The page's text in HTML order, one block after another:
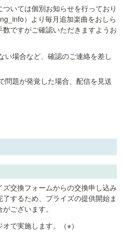
いては個別お知らせを行っており
）より毎月追加楽曲をおしら
ですがご確認いただきますようお
い場合など、確認のご連絡を差し
問題が発覚した場合、配信を見送
交換フォームからの交換申し込み
するため、プライズの提供開始ま
ございます。
で実施します。（※）